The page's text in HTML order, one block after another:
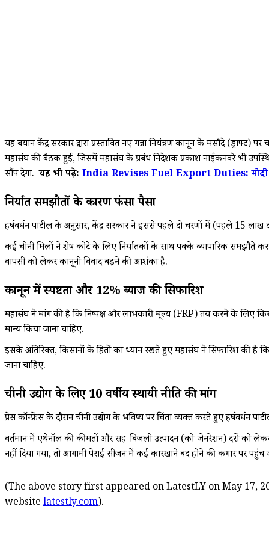
यह बयान केंद्र सरकार द्वारा प्रस्तावित नए गन्ना नियंत्रण कानून के मसौदे
महासंघ की बैठक हुई, जिसमें महासंघ के प्रबंध निदेशक प्रकाश नाईकनवरे भी
सौंप देगा.यह भी पढ़े: India Revises Fuel Export Duties: मोदी
निर्यात समझौतों के कारण फंसा पैसा
हर्षवर्धन पाटील के अनुसार, केंद्र सरकार ने इससे पहले दो चरणों में (पहले 15 लाख
कई चीनी मिलों ने शेष कोटे के लिए निर्यातकों के साथ पक्के व्यापारिक समझौते
वापसी को लेकर कानूनी विवाद बढ़ने की आशंका है.
कानून में स्पष्टता और 12% ब्याज की सिफारिश
महासंघ ने मांग की है कि निष्पक्ष और लाभकारी मूल्य (FRP) तय करने के लिए
मान्य किया जाना चाहिए.
इसके अतिरिक्त, किसानों के हितों का ध्यान रखते हुए महासंघ ने सिफारिश की है
जाना चाहिए.
चीनी उद्योग के लिए 10 वर्षीय स्थायी नीति की मांग
प्रेस कॉन्फ्रेंस के दौरान चीनी उद्योग के भविष्य पर चिंता व्यक्त करते हुए
वर्तमान में एथेनॉल की कीमतों और सह-बिजली उत्पादन (को-जेनरेशन) दरों को
नहीं दिया गया, तो आगामी पेराई सीजन में कई कारखाने बंद होने की कगार पर
(The above story first appeared on LatestLY on May 17,
website latestly.com).